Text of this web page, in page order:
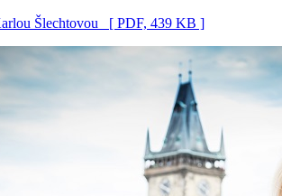
Šlechtovou [ PDF, 439 KB ]